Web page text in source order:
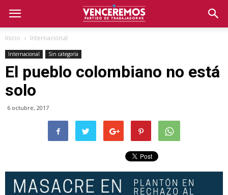
Inicio Internacional
Internacional Sin categoría
El pueblo colombiano no está
solo
6 octubre, 2017